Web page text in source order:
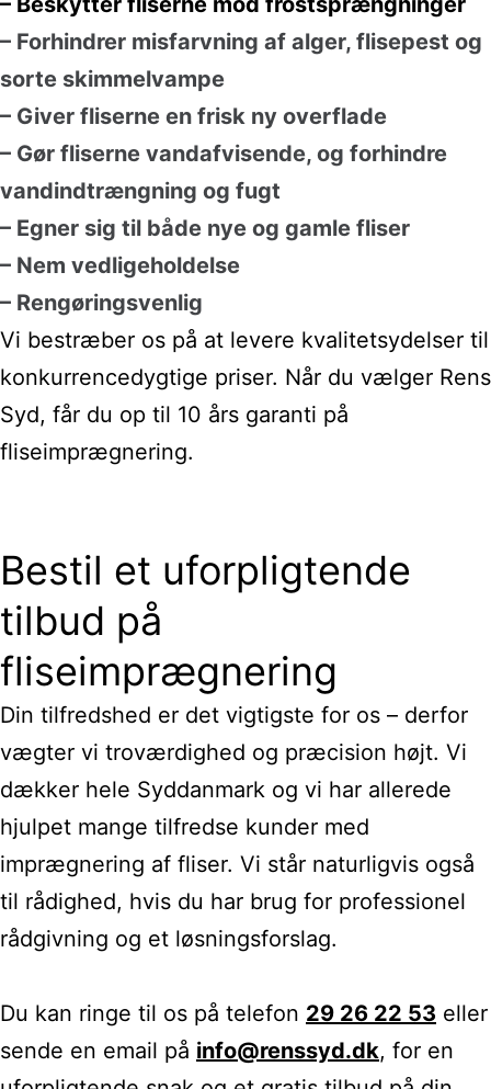
– Forhindrer misfarvning af alger, flisepest og
sorte skimmelvampe
– Giver fliserne en frisk ny overflade
– Gør fliserne vandafvisende, og forhindre
vandindtrængning og fugt
– Egner sig til både nye og gamle fliser
– Nem vedligeholdelse
– Rengøringsvenlig
Vi bestræber os på at levere kvalitetsydelser til
konkurrencedygtige priser. Når du vælger Rens
Syd, får du op til 10 års garanti på
fliseimprægnering.
Bestil et uforpligtende
tilbud på
fliseimprægnering
Din tilfredshed er det vigtigste for os – derfor
vægter vi troværdighed og præcision højt. Vi
dækker hele Syddanmark og vi har allerede
hjulpet mange tilfredse kunder med
imprægnering af fliser. Vi står naturligvis også
til rådighed, hvis du har brug for professionel
rådgivning og et løsningsforslag.
Du kan ringe til os på telefon 29 26 22 53 eller
sende en email på info@renssyd.dk, for en